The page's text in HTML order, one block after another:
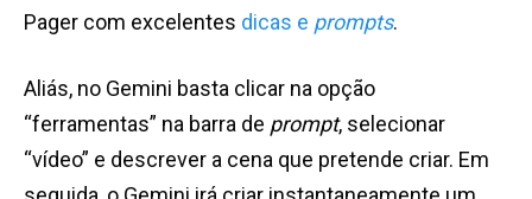
Pager com excelentes dicas e prompts.
Aliás, no Gemini basta clicar na opção
“ferramentas” na barra de prompt, selecionar
“vídeo” e descrever a cena que pretende criar. Em